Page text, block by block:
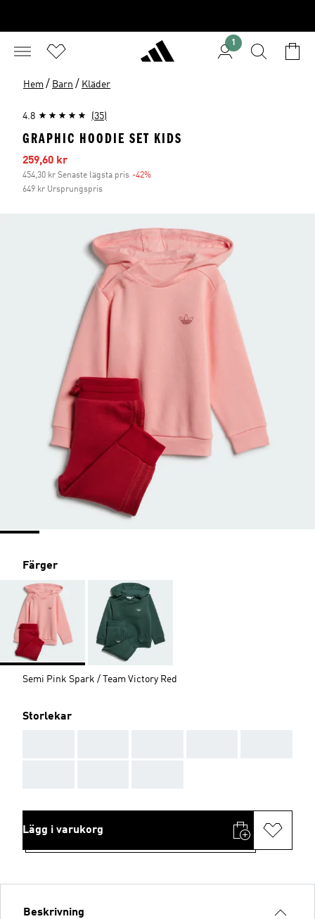
1
Hem / Barn / Kläder
4.8 (35)
GRAPHIC HOODIE SET KIDS
Reapris
259,60 kr
454,30 kr Senaste lägsta pris -42%
649 kr Ursprungspris
Färger
Semi Pink Spark / Team Victory Red
Storlekar
Lägg i varukorg
Beskrivning